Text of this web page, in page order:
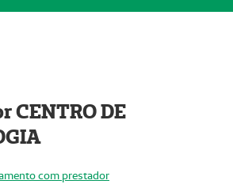
CENTRO DE
com prestador